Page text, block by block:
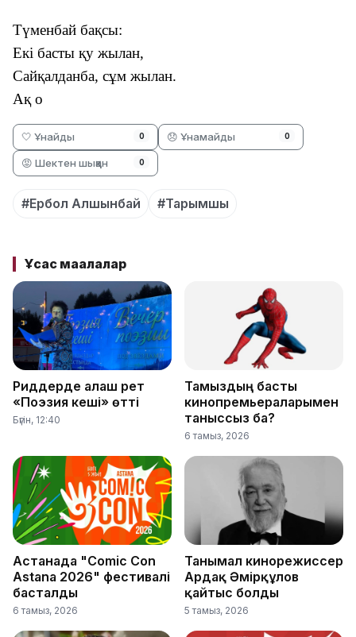
Түменбай бақсы:
Екі басты қу жылан,
Сайқалданба, сұм жылан.
Ақ о
🤍 Ұнайды 0 😞 Ұнамайды 0
😡 Шектен шыққан 0
#Ербол Алшынбай #Тарымшы
Ұқсас мақалалар
Риддерде алғаш рет
«Поэзия кеші» өтті
Бүгін, 12:40
Тамыздың басты
кинопремьераларымен
таныссыз ба?
6 тамыз, 2026
Астанада "Comic Con
Astana 2026" фестивалі
басталды
6 тамыз, 2026
Танымал кинорежиссер
Ардақ Әмірқұлов
қайтыс болды
5 тамыз, 2026